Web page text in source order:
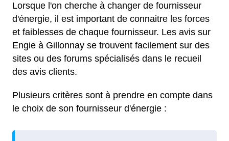
Lorsque l'on cherche à changer de fournisseur
d'énergie, il est important de connaitre les forces
et faiblesses de chaque fournisseur. Les avis sur
Engie à Gillonnay se trouvent facilement sur des
sites ou des forums spécialisés dans le recueil
des avis clients.
Plusieurs critères sont à prendre en compte dans
le choix de son fournisseur d'énergie :